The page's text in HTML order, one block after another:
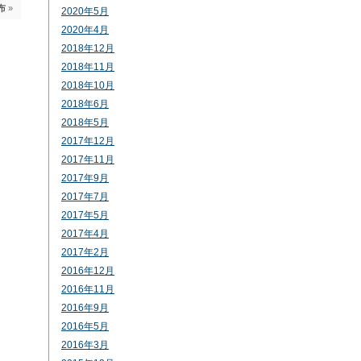
»
2020年5月
2020年4月
2018年12月
2018年11月
2018年10月
2018年6月
2018年5月
2017年12月
2017年11月
2017年9月
2017年7月
2017年5月
2017年4月
2017年2月
2016年12月
2016年11月
2016年9月
2016年5月
2016年3月